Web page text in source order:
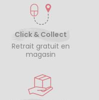
Click & Collect
Retrait gratuit en
magasin